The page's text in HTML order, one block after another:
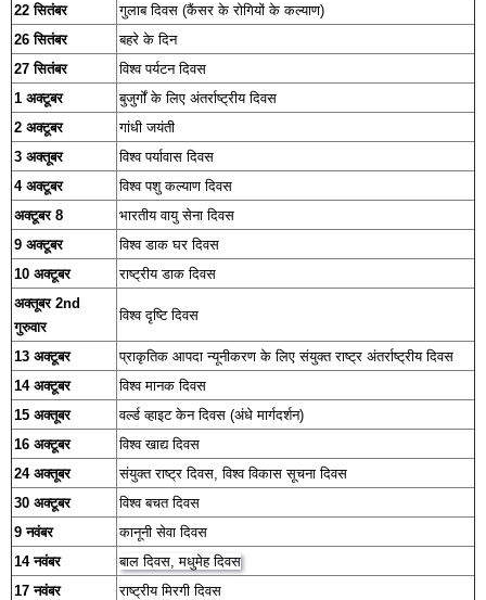
22 सितंबर
गुलाब दिवस (कैंसर के रोगियों के कल्याण)
26 सितंबर
बहरे के दिन
27 सितंबर
विश्व पर्यटन दिवस
1 अक्टूबर
बुजुर्गों के लिए अंतर्राष्ट्रीय दिवस
2 अक्टूबर
गांधी जयंती
3 अक्तूबर
विश्व पर्यावास दिवस
4 अक्टूबर
विश्व पशु कल्याण दिवस
अक्टूबर 8
भारतीय वायु सेना दिवस
9 अक्टूबर
विश्व डाक घर दिवस
10 अक्टूबर
राष्ट्रीय डाक दिवस
अक्तूबर 2nd
गुरुवार
विश्व दृष्टि दिवस
13 अक्टूबर
प्राकृतिक आपदा न्यूनीकरण के लिए संयुक्त राष्ट्र अंतर्राष्ट्रीय दिवस
14 अक्टूबर
विश्व मानक दिवस
15 अक्तूबर
वर्ल्ड व्हाइट केन दिवस (अंधे मार्गदर्शन)
16 अक्टूबर
विश्व खाद्य दिवस
24 अक्तूबर
संयुक्त राष्ट्र दिवस, विश्व विकास सूचना दिवस
30 अक्टूबर
विश्व बचत दिवस
9 नवंबर
कानूनी सेवा दिवस
14 नवंबर
बाल दिवस, मधुमेह दिवस
17 नवंबर
राष्ट्रीय मिरगी दिवस